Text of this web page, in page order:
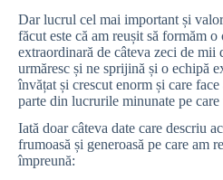
Dar lucrul cel mai important și
făcut este că am reușit să formăm o
extraordinară de câteva zeci de mii
urmăresc și ne sprijină și o echipă
învățat și crescut enorm și care
parte din lucrurile minunate pe
Iată doar câteva date care descriu
frumoasă și generoasă pe care am
împreună: